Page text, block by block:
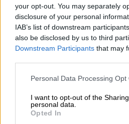
your opt-out. You may separately
disclosure of your personal
IAB’s list of downstream
also be disclosed by us to third
Downstream Participants that may
Please note that this website/app
not limited to your visit or usage
grant or deny consent to Google
use your data for below specified
Personal Data Processing Opt
I want to opt-out of the
personal data.
Opted In
Κατά τη διάρκεια του
Συρίας, το Τελ Ριφάατ
επαναλαμβανόμενων
εκτοπισμούπου έλαβαν
ανέλαβαν τον έλεγχο
εκτοπίζοντας το
πληθυσμού της